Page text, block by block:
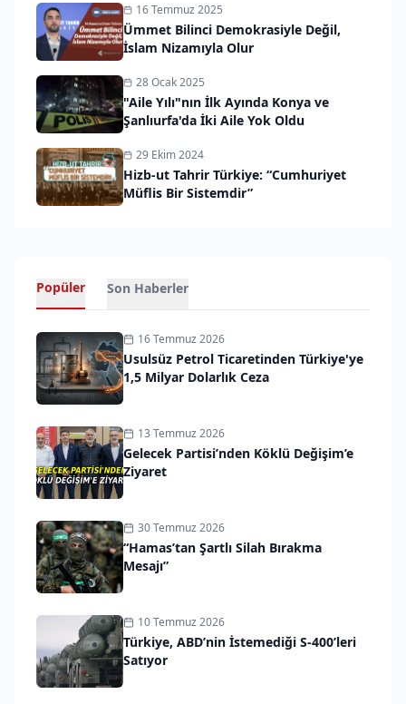
16 Temmuz 2025
Ümmet Bilinci Demokrasiyle Değil,
İslam Nizamıyla Olur
28 Ocak 2025
"Aile Yılı"nın İlk Ayında Konya ve
Şanlıurfa'da İki Aile Yok Oldu
29 Ekim 2024
Hizb-ut Tahrir Türkiye: “Cumhuriyet
Müflis Bir Sistemdir”
Popüler Son Haberler
16 Temmuz 2026
Usulsüz Petrol Ticaretinden Türkiye'ye
1,5 Milyar Dolarlık Ceza
13 Temmuz 2026
Gelecek Partisi’nden Köklü Değişim’e
Ziyaret
30 Temmuz 2026
“Hamas’tan Şartlı Silah Bırakma
Mesajı”
10 Temmuz 2026
Türkiye, ABD’nin İstemediği S-400’leri
Satıyor